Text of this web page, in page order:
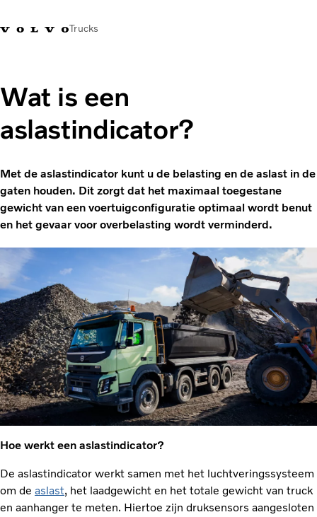
Trucks
Transportoplossingen
CO2-reductie
Truck Builder
Services
Dealer locator
Nieuws
Over ons
Wat is een
aslastindicator?
Met de aslastindicator kunt u de belasting en de aslast in de
gaten houden. Dit zorgt dat het maximaal toegestane
gewicht van een voertuigconfiguratie optimaal wordt benut
en het gevaar voor overbelasting wordt verminderd.
Hoe werkt een aslastindicator?
De aslastindicator werkt samen met het luchtveringssysteem
om de aslast, het laadgewicht en het totale gewicht van truck
en aanhanger te meten. Hiertoe zijn druksensors aangesloten